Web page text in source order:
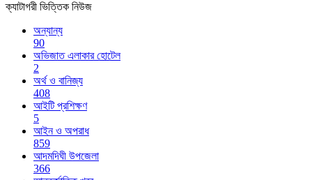
ক্যাটাগরী ভিত্তিক নিউজ
অন্যান্য
90
অভিজাত এলাকার হোটেল
2
অর্থ ও বানিজ্য
408
আইটি প্রশিক্ষণ
5
আইন ও অপরাধ
859
আদমদিঘী উপজেলা
366